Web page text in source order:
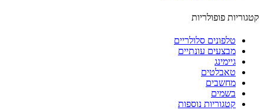
פופולריות
טלפונים סלולריים
מבצעים עונתיים
גיימינג
טאבלטים
מחשבים
בשמים
קטגוריות נוספות